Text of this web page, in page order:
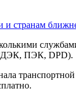
и странам
ПЭК, DPD).